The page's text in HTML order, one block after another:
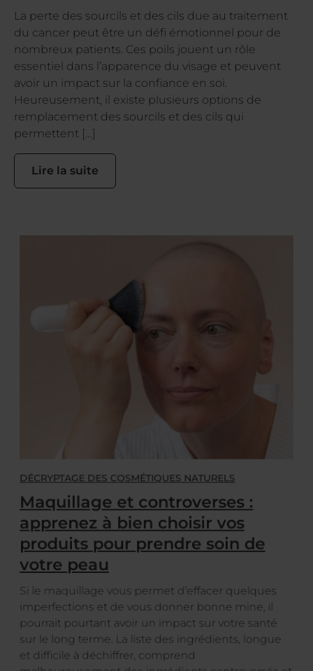
La perte des sourcils et des cils due au traitement
du cancer peut être un défi émotionnel pour de
nombreux patients. Ces poils jouent un rôle
essentiel dans l’apparence du visage et peuvent
avoir un impact sur la confiance en soi.
Heureusement, il existe plusieurs options de
remplacement des sourcils et des cils qui
permettent […]
Lire la suite
DÉCRYPTAGE DES COSMÉTIQUES NATURELS
Maquillage et controverses :
apprenez à bien choisir vos
produits pour prendre soin de
votre peau
Si le maquillage vous permet d’effacer quelques
imperfections et de vous donner bonne mine, il
pourrait pourtant avoir un impact sur votre santé
sur le long terme. La liste des ingrédients, longue
et difficile à déchiffrer, comprend